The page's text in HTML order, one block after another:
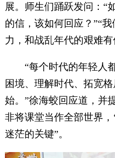
展。师生们踊跃发问：“
的信，该如何回应？”“
力，和战乱年代的艰难有
“每个时代的年轻人
困境、理解时代、拓宽
始。”徐海蛟回应道，并
非将课堂当作全部世界
迷茫的关键”。